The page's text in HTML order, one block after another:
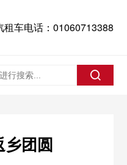
租车电话：01060713388
团圆